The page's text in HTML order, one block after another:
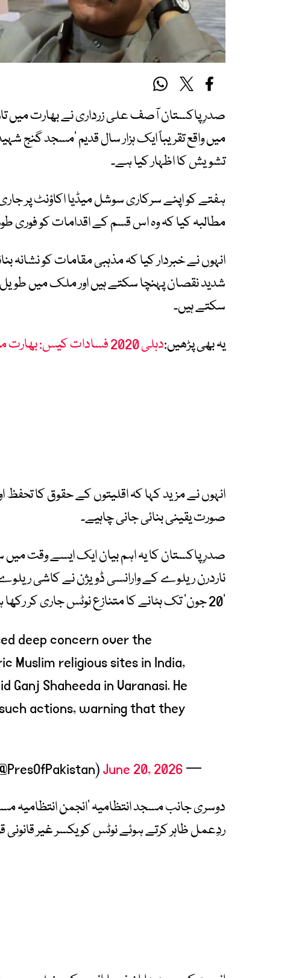
صدرِ پاکستان آصف علی زرداری نے بھارت میں
میں واقع تقریباً ایک ہزار سال قدیم ’مسجد گنج
تشویش کا اظہار کیا ہے۔
ہفتے کو اپنے سرکاری سوشل میڈیا اکاؤنٹ پر
مطالبہ کیا کہ وہ اس قسم کے اقدامات کو فوری
انہوں نے خبردار کیا کہ مذہبی مقامات کو
شدید نقصان پہنچا سکتے ہیں اور ملک میں
سکتے ہیں۔
یہ بھی پڑھیں:دہلی 2020 فسادات کیس: بھارت میں عدالتی نظام اور اقلیتوں کے حقوق پر سوالات
انہوں نے مزید کہا کہ اقلیتوں کے حقوق کا تحفظ
صورت یقینی بنائی جانی چاہیے۔
صدرِ پاکستان کا یہ اہم بیان ایک ایسے وقت
ناردرن ریلوے کے وارانسی ڈویژن نے کاشی
’20 جون‘ تک ہٹانے کا متنازع نوٹس جاری کر رکھا ہے۔
deep concern over the
Muslim religious sites in India,
Ganj Shaheeda in Varanasi. He
actions, warning that they
— The President of Pakistan (@PresOfPakistan)
June 20, 2026
دوسری جانب مسجد انتظامیہ ’انجمن انتظامیہ
ردِعمل ظاہر کرتے ہوئے نوٹس کو یکسر غیر قانونی